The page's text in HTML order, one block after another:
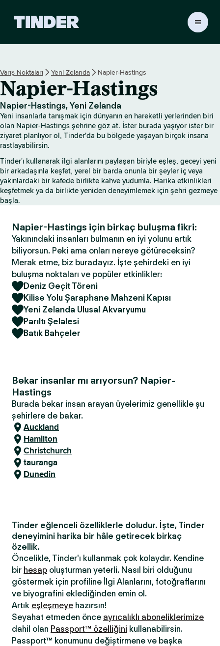
r
A
n
a
S
a
y
Varış Noktaları Yeni Zelanda Napier-Hastings
Napier-Hastings
Napier-Hastings, Yeni Zelanda
Yeni insanlarla tanışmak için dünyanın en hareketli yerlerinden biri
olan Napier-Hastings şehrine göz at. İster burada yaşıyor ister bir
ziyaret planlıyor ol, Tinder'da bu bölgede yaşayan birçok insana
rastlayabilirsin.
Tinder'ı kullanarak ilgi alanlarını paylaşan biriyle eşleş, geceyi yeni
bir arkadaşınla keşfet, yerel bir barda onunla bir şeyler iç veya
yakınlardaki bir kafede birlikte kahve yudumla. Harika etkinlikleri
keşfetmek ya da birlikte yeniden deneyimlemek için şehri gezmeye
başla.
Napier-Hastings için birkaç buluşma fikri:
Yakınındaki insanları bulmanın en iyi yolunu artık
biliyorsun. Peki ama onları nereye götüreceksin?
Merak etme, biz buradayız. İşte şehirdeki en iyi
buluşma noktaları ve popüler etkinlikler:
Deniz Geçit Töreni
Kilise Yolu Şaraphane Mahzeni Kapısı
Yeni Zelanda Ulusal Akvaryumu
Parıltı Şelalesi
Batık Bahçeler
Bekar insanlar mı arıyorsun? Napier-
Hastings
Burada bekar insan arayan üyelerimiz genellikle şu
şehirlere de bakar.
Auckland
Hamilton
Christchurch
tauranga
Dunedin
Tinder eğlenceli özelliklerle doludur. İşte, Tinder
deneyimini harika bir hâle getirecek birkaç
özellik.
Öncelikle, Tinder'ı kullanmak çok kolaydır. Kendine
bir hesap oluşturman yeterli. Nasıl biri olduğunu
göstermek için profiline İlgi Alanlarını, fotoğraflarını
ve biyografini eklediğinden emin ol.
Artık eşleşmeye hazırsın!
Seyahat etmeden önce ayrıcalıklı aboneliklerimize
dahil olan Passport™ özelliğini kullanabilirsin.
Passport™ konumunu değiştirmene ve başka